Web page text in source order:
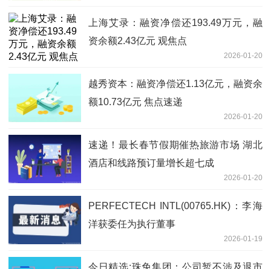
上海艾录：融资净偿还193.49万元，融
资余额2.43亿元 观焦点
2026-01-20
越秀资本：融资净偿还1.13亿元，融资余
额10.73亿元 焦点速递
2026-01-20
速递！最长春节假期催热旅游市场 湖北
酒店和线路预订量增长超七成
2026-01-20
PERFECTECH INTL(00765.HK)：李海
洋获委任为执行董事
2026-01-19